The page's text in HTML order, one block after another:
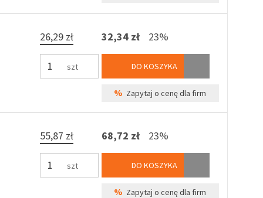
26,29 zł
szt
32,34 zł 23%
DO KOSZYKA
% Zapytaj o cenę dla firm
55,87 zł
szt
68,72 zł 23%
DO KOSZYKA
% Zapytaj o cenę dla firm